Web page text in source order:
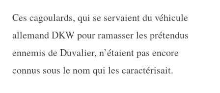
Ces cagoulards, qui se servaient du véhicule
allemand DKW pour ramasser les prétendus
ennemis de Duvalier, n’étaient pas encore
connus sous le nom qui les caractérisait.